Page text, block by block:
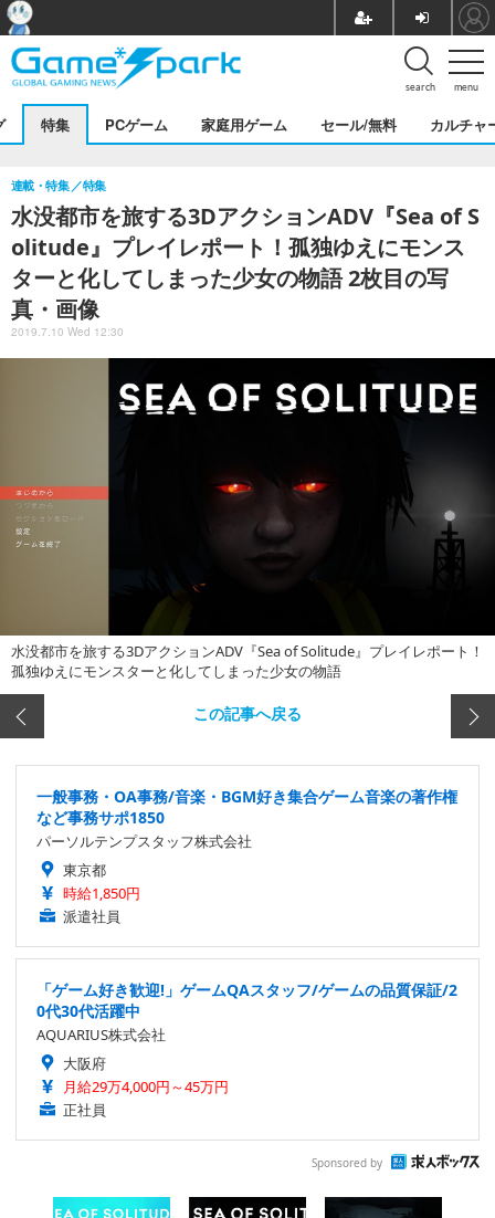
menu
search
特集 PCゲーム 家庭用ゲーム セール/無料 カルチャ
水没都市を旅する3DアクションADV『Sea of S
olitude』プレイレポート！孤独ゆえにモンス
ターと化してしまった少女の物語 2枚目の写
真・画像
連載・特集 特集
2019.7.10 Wed 12:30
水没都市を旅する3DアクションADV『Sea of Solitude』プレイレポート！
孤独ゆえにモンスターと化してしまった少女の物語
この記事へ戻る
一般事務・OA事務/音楽・BGM好き集合ゲーム音楽の著作権
など事務サポ1850
パーソルテンプスタッフ株式会社
東京都
時給1,850円
派遣社員
「ゲーム好き歓迎!」ゲームQAスタッフ/ゲームの品質保証/2
0代30代活躍中
AQUARIUS株式会社
大阪府
月給29万4,000円～45万円
正社員
Sponsored by